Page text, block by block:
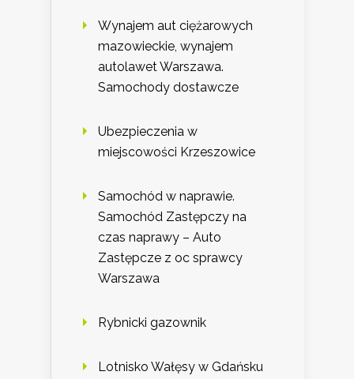
Wynajem aut ciężarowych
mazowieckie, wynajem
autolawet Warszawa.
Samochody dostawcze
Ubezpieczenia w
miejscowości Krzeszowice
Samochód w naprawie.
Samochód Zastępczy na
czas naprawy – Auto
Zastępcze z oc sprawcy
Warszawa
Rybnicki gazownik
Lotnisko Wałęsy w Gdańsku